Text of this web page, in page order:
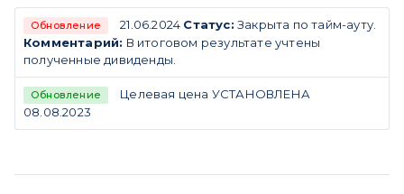
Обновление 21.06.2024 Статус: Закрыта по тайм-ауту.
Комментарий: В итоговом результате учтены
полученные дивиденды.
Обновление
Целевая цена УСТАНОВЛЕНА
08.08.2023